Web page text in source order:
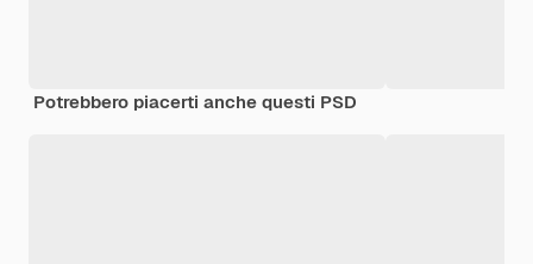
Potrebbero piacerti anche questi PSD